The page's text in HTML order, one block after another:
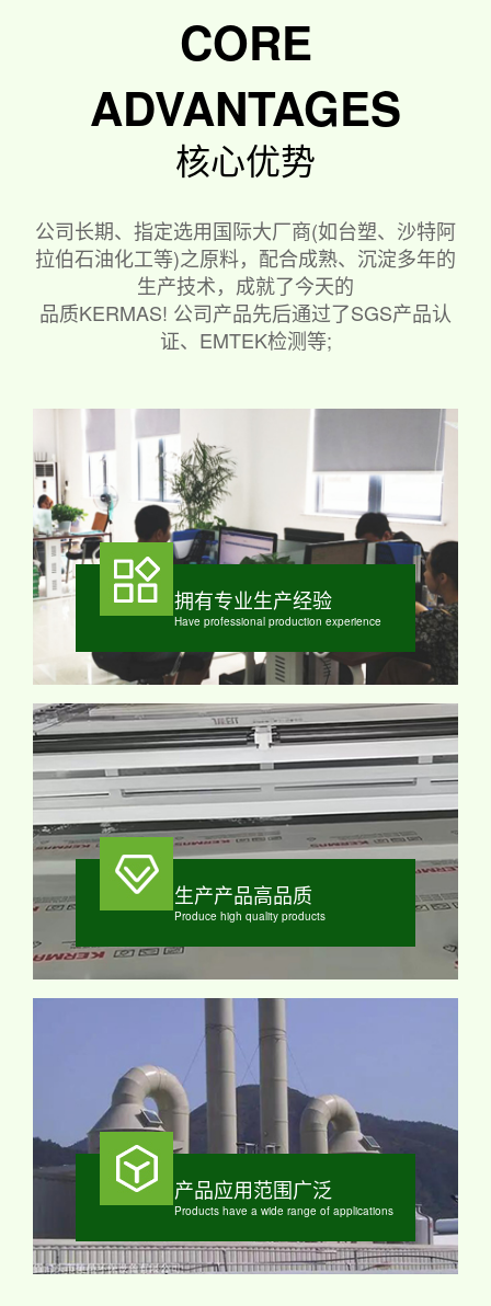
CORE
ADVANTAGES
核心优势
公司长期、指定选用国际大厂商(如台塑、沙特阿
拉伯石油化工等)之原料，配合成熟、沉淀多年的
生产技术，成就了今天的
品质KERMAS! 公司产品先后通过了SGS产品认
证、EMTEK检测等;
拥有专业生产经验
Have professional production experience
生产产品高品质
Produce high quality products
产品应用范围广泛
Products have a wide range of applications